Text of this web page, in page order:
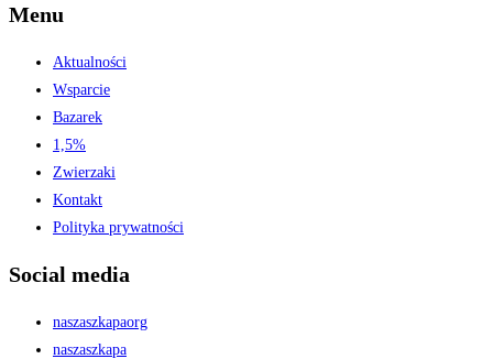
Menu
Aktualności
Wsparcie
Bazarek
1,5%
Zwierzaki
Kontakt
Polityka prywatności
Social media
naszaszkapaorg
naszaszkapa